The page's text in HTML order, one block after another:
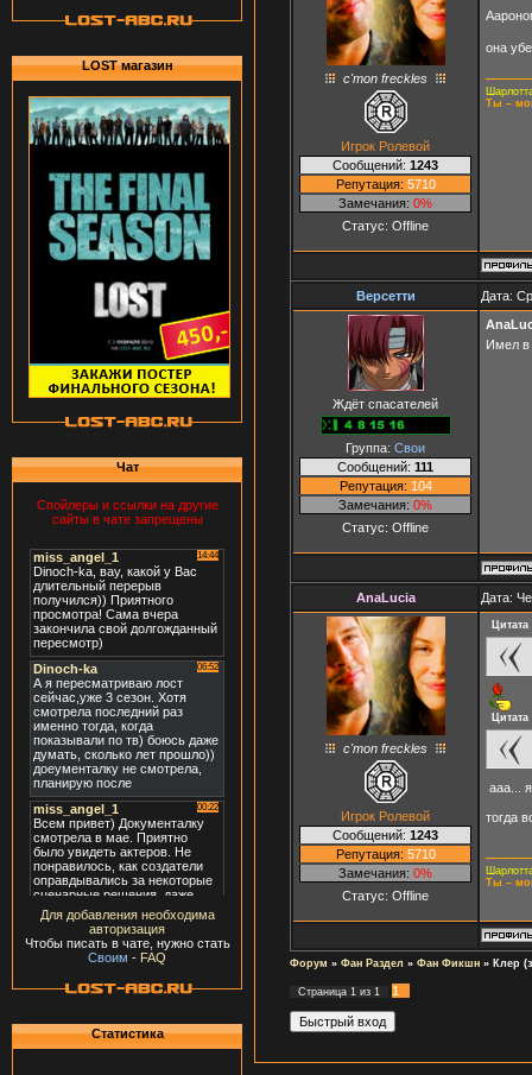
LOST магазин
Чат
Спойлеры и ссылки на другие
сайты в чате запрещены
Для добавления необходима
авторизация
Чтобы писать в чате, нужно стать
Своим - FAQ
Статистика
c'mon freckles
Игрок Ролевой
Сообщений: 1243
Репутация: 5710
Замечания: 0%
Статус: Offline
она
Ты –
Версетти Дата:
Ждёт спасателей
Группа: Свои
Сообщений: 111
Репутация: 104
Замечания: 0%
Статус: Offline
Имел в
AnaLucia Дата:
c'mon freckles
Игрок Ролевой
Сообщений: 1243
Репутация: 5710
Замечания: 0%
Статус: Offline
Цитата
Цитата
ааа...
тогда
Ты –
Форум » Фан Раздел » Фан Фикшн » Клер
Страница 1 из 1 1